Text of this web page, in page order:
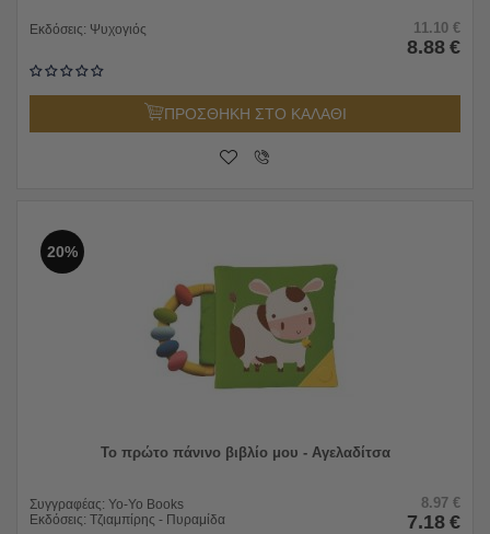
Εκδόσεις: Ψυχογιός 11.10 €
8.88 €
ΠΡΟΣΘΗΚΗ ΣΤΟ ΚΑΛΑΘΙ
20%
Το πρώτο πάνινο βιβλίο μου - Αγελαδίτσα
Συγγραφέας: Yo-Yo Books
Εκδόσεις: Τζιαμπίρης - Πυραμίδα
8.97 €
7.18 €